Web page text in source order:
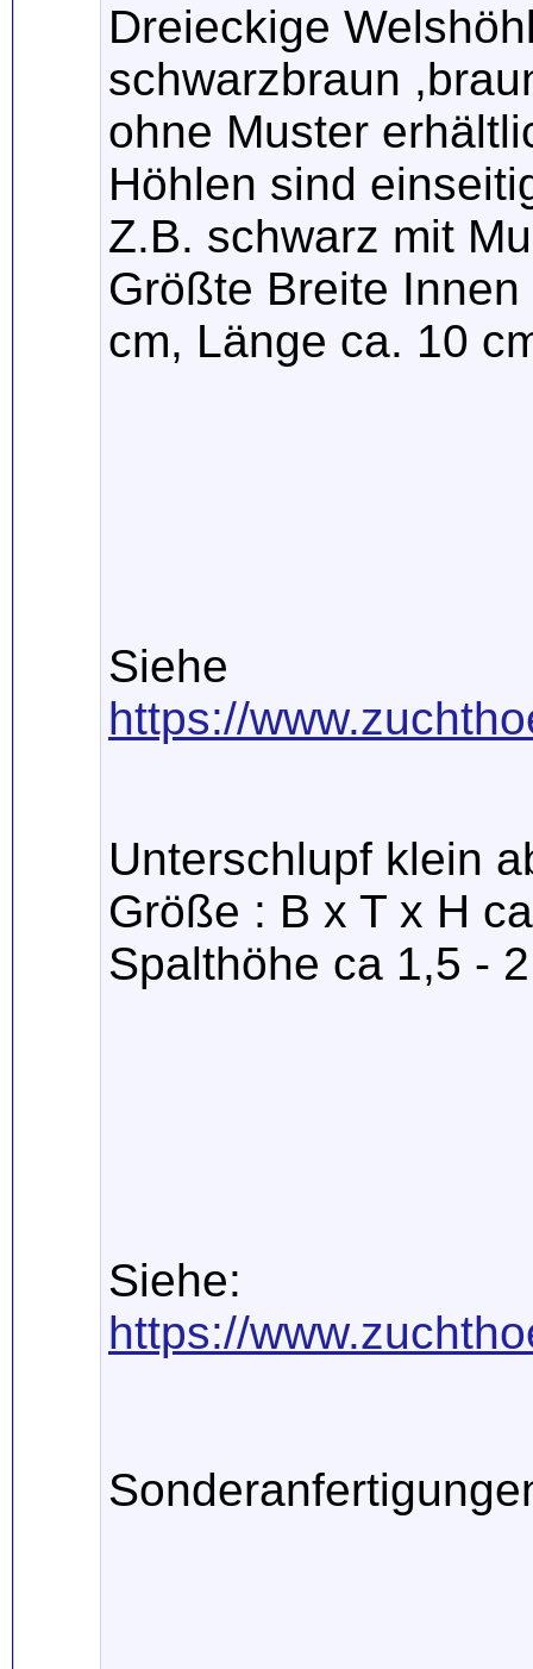
Dreieckige
schwarzbraun
ohne Muster
Höhlen sind
Z.B. schwarz mit
Größte Breite
cm, Länge ca. 10
Siehe
https://
Unterschlupf klein
Größe : B x T x H
Spalthöhe ca 1,5 -
Siehe:
https://